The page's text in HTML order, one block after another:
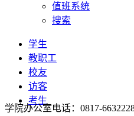
值班系统
搜索
学生
教职工
校友
访客
考生
学院办公室电话：0817-